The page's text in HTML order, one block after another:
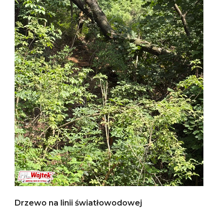
Drzewo na linii światłowodowej